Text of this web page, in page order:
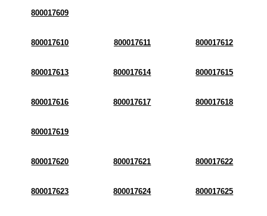
800017609
800017610 800017611 800017612
800017613 800017614 800017615
800017616 800017617 800017618
800017619
800017620 800017621 800017622
800017623 800017624 800017625